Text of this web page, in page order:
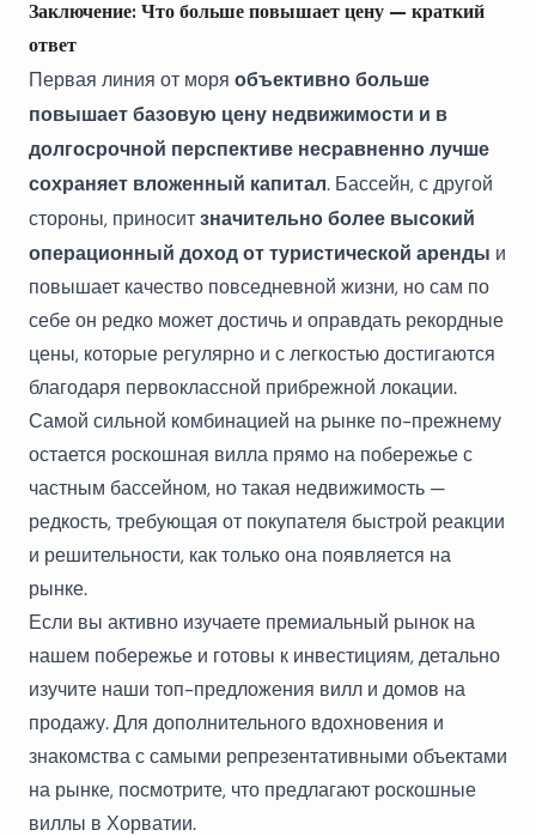
Заключение: Что больше повышает цену — краткий
ответ
Первая линия от моря объективно больше
повышает базовую цену недвижимости и в
долгосрочной перспективе несравненно лучше
сохраняет вложенный капитал. Бассейн, с другой
стороны, приносит значительно более высокий
операционный доход от туристической аренды и
повышает качество повседневной жизни, но сам по
себе он редко может достичь и оправдать рекордные
цены, которые регулярно и с легкостью достигаются
благодаря первоклассной прибрежной локации.
Самой сильной комбинацией на рынке по-прежнему
остается роскошная вилла прямо на побережье с
частным бассейном, но такая недвижимость —
редкость, требующая от покупателя быстрой реакции
и решительности, как только она появляется на
рынке.
Если вы активно изучаете премиальный рынок на
нашем побережье и готовы к инвестициям, детально
изучите наши топ-предложения вилл и домов на
продажу. Для дополнительного вдохновения и
знакомства с самыми репрезентативными объектами
на рынке, посмотрите, что предлагают роскошные
виллы в Хорватии.